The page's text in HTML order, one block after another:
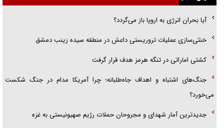
گفتگوی دکتر اخوان مدیرمسئول روزنامه جوان با برنامه تلویزیونی «نبرد
هرمز»
امام حسین (ع) کشته سیرت‌های عصر جاهلی شد
فریاد‌ها و ناله‌های دوستان مبارزدلم را آتش می‌زد
آیا بحران انرژی به اروپا باز می‌گردد؟
خنثی‌سازی عملیات تروریستی داعش در منطقه سیده زینب دمشق
کشتی اماراتی در تنگه هرمز هدف قرار گرفت
جنگ‌های اشتباه و اهداف جاه‌طلبانه؛ چرا آمریکا مدام در جنگ شکست
می‌خورد؟
جدیدترین آمار شهدای و مجروحان حملات رژیم صهیونیستی به غزه